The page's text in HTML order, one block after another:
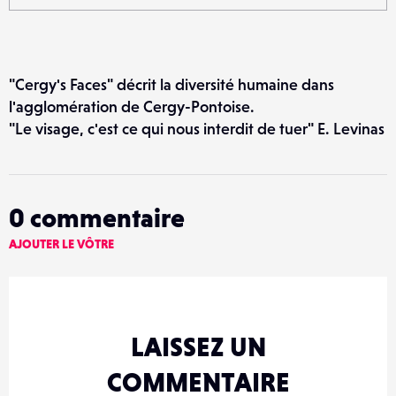
"Cergy's Faces" décrit la diversité humaine dans
l'agglomération de Cergy-Pontoise.
"Le visage, c'est ce qui nous interdit de tuer" E. Levinas
0 commentaire
AJOUTER LE VÔTRE
LAISSEZ UN
COMMENTAIRE